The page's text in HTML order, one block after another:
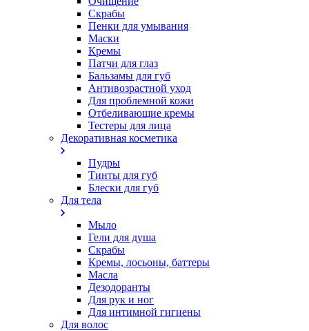
Скрабы
Пенки для умывания
Маски
Кремы
Патчи для глаз
Бальзамы для губ
Антивозрастной уход
Для проблемной кожи
Oтбеливающие кремы
Тестеры для лица
Декоративная косметика
Пудры
Тинты для губ
Блески для губ
Для тела
Мыло
Гели для душа
Скрабы
Кремы, лосьоны, баттеры
Масла
Дезодоранты
Для рук и ног
Для интимной гигиены
Для волос